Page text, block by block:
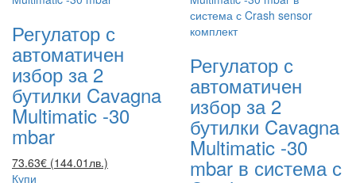
Регулатор с
автоматичен
избор за 2
бутилки Cavagna
Multimatic -30
mbar
73.63€ (144.01лв.)
Купи
Регулатор с
автоматичен
избор за 2
бутилки Cavagna
Multimatic -30
mbar в система с